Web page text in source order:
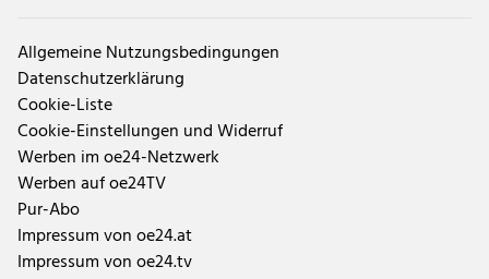
Allgemeine Nutzungsbedingungen
Datenschutzerklärung
Cookie-Liste
Cookie-Einstellungen und Widerruf
Werben im oe24-Netzwerk
Werben auf oe24TV
Pur-Abo
Impressum von oe24.at
Impressum von oe24.tv